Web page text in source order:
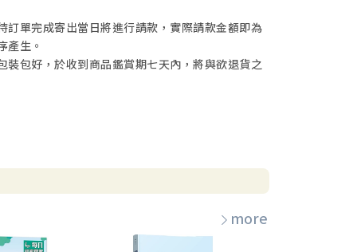
單完成寄出當日將進行請款，實際請款金額即為
產生。
包好，於收到商品鑑賞期七天內，將與欲退貨之
more